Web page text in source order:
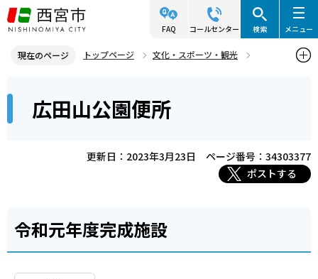
こ
の
ジ
先
FAQ コールセンター 検索 メニュー
現在のページ トップページ
文化・スポーツ・観光
広田山公園便所
こ
広田山公園便所
更新日：2023年3月23日
ページ番号：34303377
ポストする
令和元年度完成施設